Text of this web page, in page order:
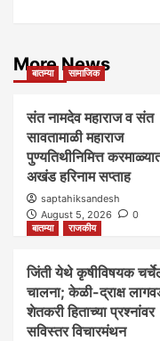
More News
बातम्या सामाजिक
संत नामदेव महाराज व संत
सावतामाळी महाराज
पुण्यतिथीनिमित्त
अखंड हरिनाम सप्ताह
saptahiksandesh
August 5, 2026
0
बातम्या
राजकीय
जिंती येथे कृषीविषयक
चालना; केळी-द्राक्ष
शेतकरी हिताच्या प्रश्नांवर
सविस्तर विचारमंथन